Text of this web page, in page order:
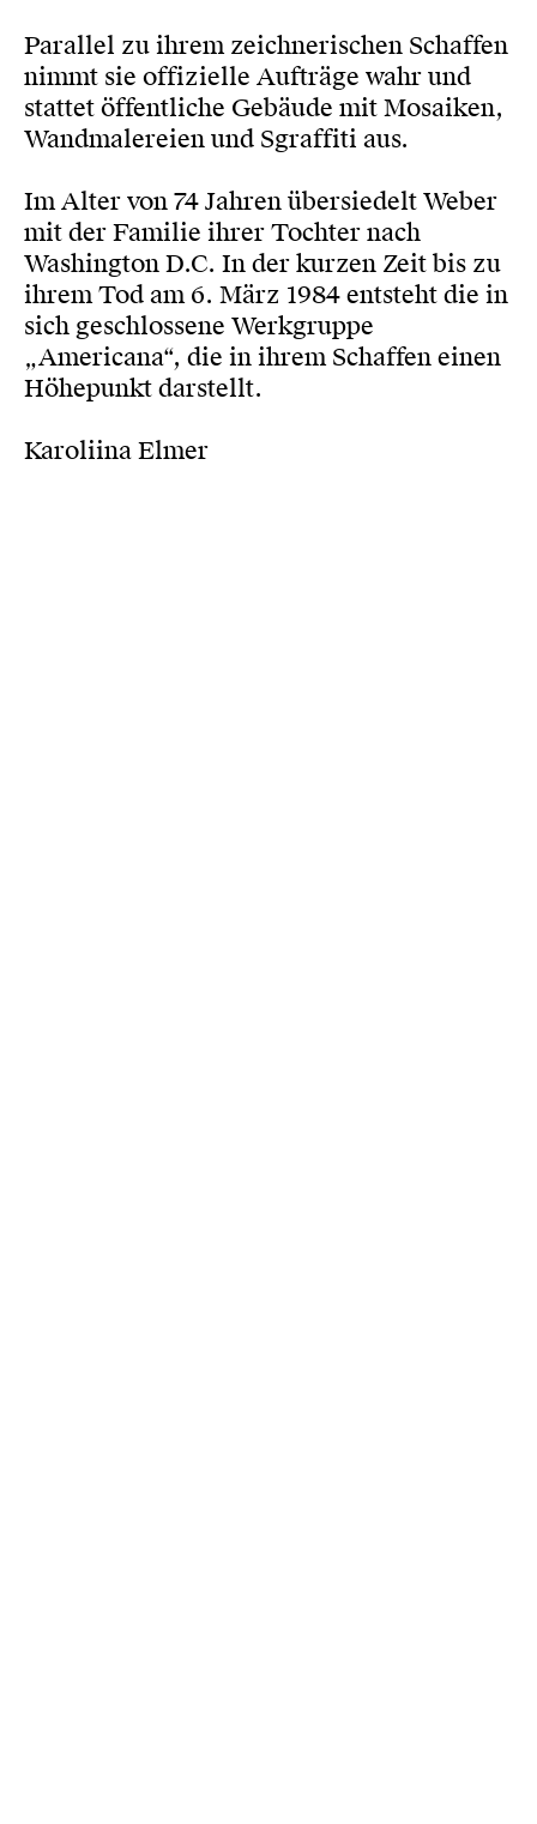
Parallel zu ihrem zeichnerischen Schaffen
nimmt sie offizielle Aufträge wahr und
stattet öffentliche Gebäude mit Mosaiken,
Wandmalereien und Sgraffiti aus.
Im Alter von 74 Jahren übersiedelt Weber
mit der Familie ihrer Tochter nach
Washington D.C. In der kurzen Zeit bis zu
ihrem Tod am 6. März 1984 entsteht die in
sich geschlossene Werkgruppe
„Americana“, die in ihrem Schaffen einen
Höhepunkt darstellt.
Karoliina Elmer